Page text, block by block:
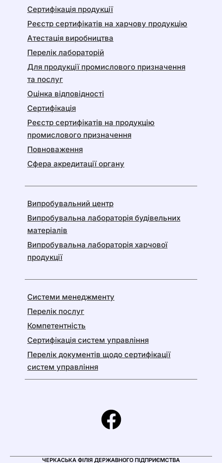
Сертифікація продукції
Реєстр сертифікатів на харчову продукцію
Атестація виробництва
Перелік лабораторій
Для продукції промислового призначення
та послуг
Оцінка відповідності
Сертифікація
Реєстр сертифікатів на продукцію
промислового призначення
Повноваження
Сфера акредитації органу
Випробувальний центр
Випробувальна лабораторія будівельних
матеріалів
Випробувальна лабораторія харчової
продукції
Системи менеджменту
Перелік послуг
Компетентність
Сертифікація систем управління
Перелік документів щодо сертифікації
систем управління
ЧЕРКАСЬКА ФІЛІЯ ДЕРЖАВНОГО ПІДПРИЄМСТВА